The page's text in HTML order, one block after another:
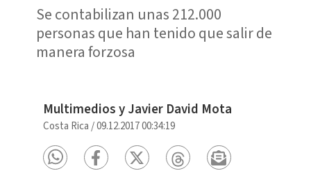
Se contabilizan unas 212.000
personas que han tenido que salir de
manera forzosa
Multimedios y Javier David Mota
Costa Rica /09.12.2017 00:34:19